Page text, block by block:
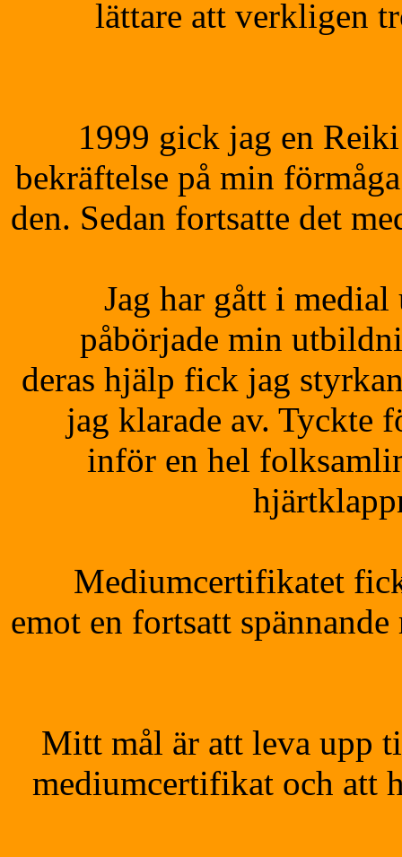
lättare att verkligen
1999 gick jag en
bekräftelse på min
den. Sedan fortsatte det
Jag har gått i
påbörjade min
deras hjälp fick jag
jag klarade av. Tyckte
inför en hel
Mediumcertifikatet
emot en fortsatt
Mitt mål är att leva upp
mediumcertifikat och att